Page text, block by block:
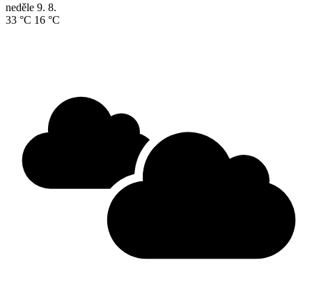
neděle 9. 8.
33 °C 16 °C